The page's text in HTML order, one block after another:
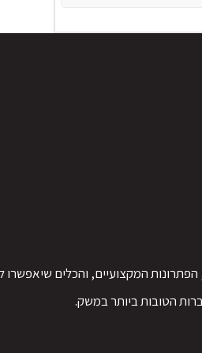
המקצועיים, והכלים
הטובות ביותר במשק.